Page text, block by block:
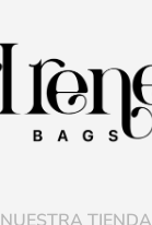
NUESTRA TIENDA